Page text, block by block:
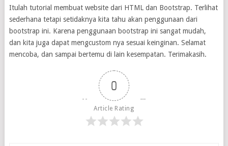
Itulah tutorial membuat website dari HTML dan Bootstrap. Terlihat
sederhana tetapi setidaknya kita tahu akan penggunaan dari
bootstrap ini. Karena penggunaan bootstrap ini sangat mudah,
dan kita juga dapat mengcustom nya sesuai keinginan. Selamat
mencoba, dan sampai bertemu di lain kesempatan. Terimakasih.
0
Article Rating